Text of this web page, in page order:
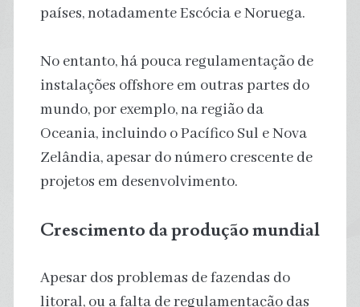
países, notadamente Escócia e Noruega.
No entanto, há pouca regulamentação de
instalações offshore em outras partes do
mundo, por exemplo, na região da
Oceania, incluindo o Pacífico Sul e Nova
Zelândia, apesar do número crescente de
projetos em desenvolvimento.
Crescimento da produção mundial
Apesar dos problemas de fazendas do
litoral, ou a falta de regulamentação das